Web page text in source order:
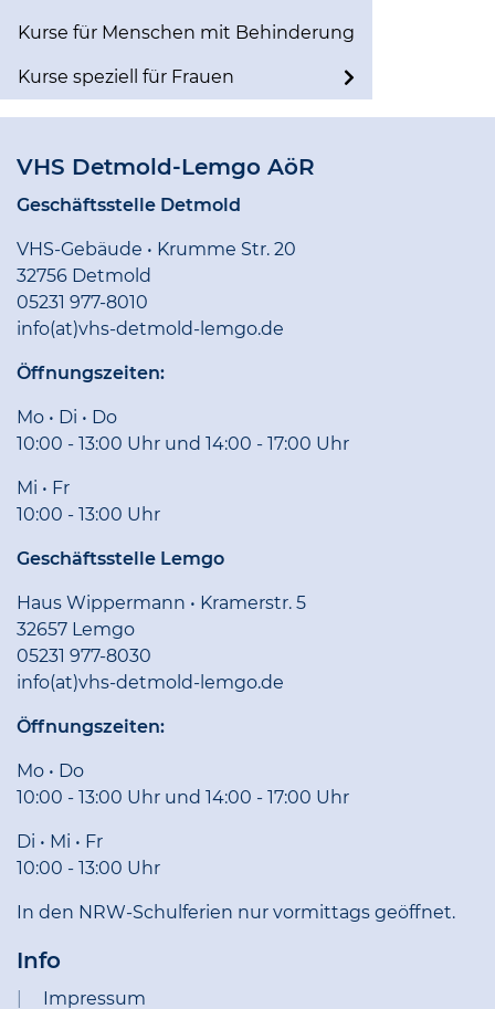
Kurse für Menschen mit Behinderung
Kurse speziell für Frauen
VHS Detmold-Lemgo AöR
Geschäftsstelle Detmold
VHS-Gebäude • Krumme Str. 20
32756 Detmold
05231 977-8010
info(at)vhs-detmold-lemgo.de
Öffnungszeiten:
Mo • Di • Do
10:00 - 13:00 Uhr und 14:00 - 17:00 Uhr
Mi • Fr
10:00 - 13:00 Uhr
Geschäftsstelle Lemgo
Haus Wippermann • Kramerstr. 5
32657 Lemgo
05231 977-8030
info(at)vhs-detmold-lemgo.de
Öffnungszeiten:
Mo • Do
10:00 - 13:00 Uhr und 14:00 - 17:00 Uhr
Di • Mi • Fr
10:00 - 13:00 Uhr
In den NRW-Schulferien nur vormittags geöffnet.
Info
Impressum